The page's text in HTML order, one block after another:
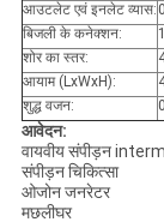
आउटलेट एवं इनलेट व्यास:
बिजली के कनेक्शन:
शोर का स्तर:
आयाम (LxWxH):
शुद्ध वजन:
आवेदन:
वायवीय संपीड़न
संपीड़न चिकित्सा
ओजोन जनरेटर
मछलीघर